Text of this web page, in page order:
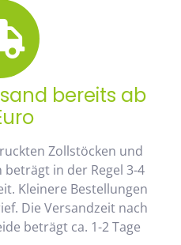
bereits ab
Zollstöcken und
in der Regel 3-4
Kleinere Bestellungen
Die Versandzeit nach
beträgt ca. 1-2 Tage